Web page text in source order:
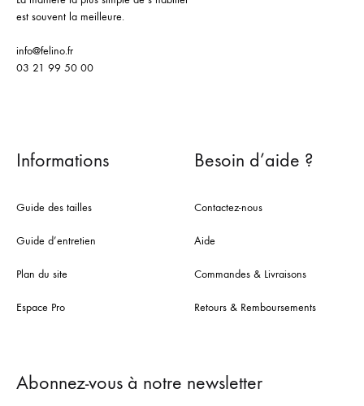
est souvent la meilleure.
info@felino.fr
03 21 99 50 00
Informations
Guide des tailles
Guide d’entretien
Plan du site
Espace Pro
Besoin d’aide ?
Contactez-nous
Aide
Commandes & Livraisons
Retours & Remboursements
Abonnez-vous à notre newsletter